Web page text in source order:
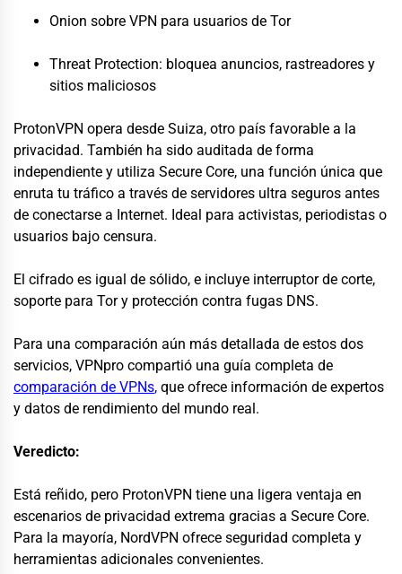
Onion sobre VPN para usuarios de Tor
Threat Protection: bloquea anuncios, rastreadores y
sitios maliciosos
ProtonVPN opera desde Suiza, otro país favorable a la
privacidad. También ha sido auditada de forma
independiente y utiliza Secure Core, una función única que
enruta tu tráfico a través de servidores ultra seguros antes
de conectarse a Internet. Ideal para activistas, periodistas o
usuarios bajo censura.
El cifrado es igual de sólido, e incluye interruptor de corte,
soporte para Tor y protección contra fugas DNS.
Para una comparación aún más detallada de estos dos
servicios, VPNpro compartió una guía completa de
comparación de VPNs, que ofrece información de expertos
y datos de rendimiento del mundo real.
Veredicto:
Está reñido, pero ProtonVPN tiene una ligera ventaja en
escenarios de privacidad extrema gracias a Secure Core.
Para la mayoría, NordVPN ofrece seguridad completa y
herramientas adicionales convenientes.